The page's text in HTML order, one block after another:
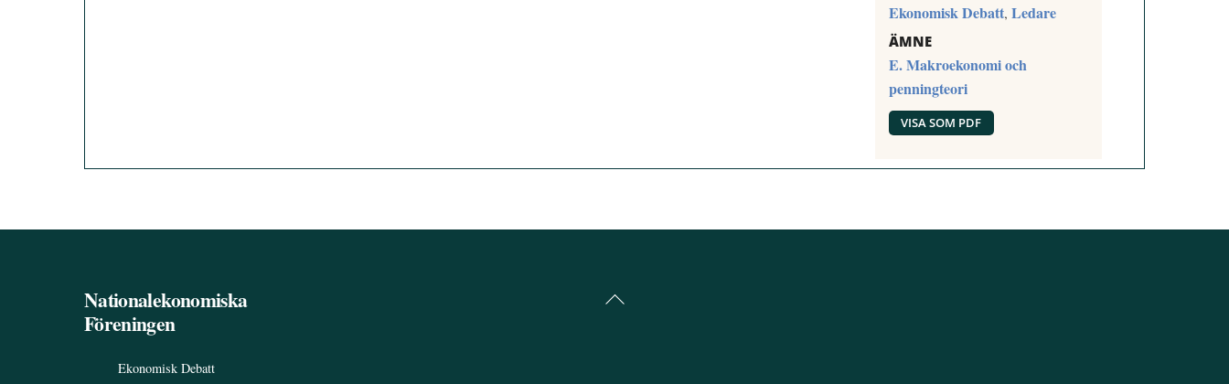
Ekonomisk Debatt, Ledare
ÄMNE
E. Makroekonomi och
penningteori
VISA SOM PDF
Back
Nationalekonomiska
Föreningen
Ekonomisk Debatt